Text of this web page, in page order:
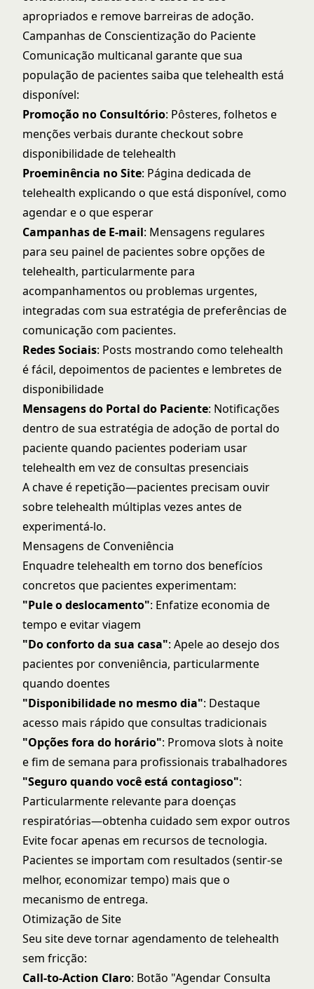
apropriados e remove barreiras de adoção.
Campanhas de Conscientização do Paciente
Comunicação multicanal garante que sua
população de pacientes saiba que telehealth está
disponível:
Promoção no Consultório: Pôsteres, folhetos e
menções verbais durante checkout sobre
disponibilidade de telehealth
Proeminência no Site: Página dedicada de
telehealth explicando o que está disponível, como
agendar e o que esperar
Campanhas de E-mail: Mensagens regulares
para seu painel de pacientes sobre opções de
telehealth, particularmente para
acompanhamentos ou problemas urgentes,
integradas com sua estratégia de preferências de
comunicação com pacientes.
Redes Sociais: Posts mostrando como telehealth
é fácil, depoimentos de pacientes e lembretes de
disponibilidade
Mensagens do Portal do Paciente: Notificações
dentro de sua estratégia deadoção de portal do
pacientequando pacientes poderiam usar
telehealth em vez de consultas presenciais
A chave é repetição—pacientes precisam ouvir
sobre telehealth múltiplas vezes antes de
experimentá-lo.
Mensagens de Conveniência
Enquadre telehealth em torno dos benefícios
concretos que pacientes experimentam:
"Pule o deslocamento": Enfatize economia de
tempo e evitar viagem
"Do conforto da sua casa": Apele ao desejo dos
pacientes por conveniência, particularmente
quando doentes
"Disponibilidade no mesmo dia": Destaque
acesso mais rápido que consultas tradicionais
"Opções fora do horário": Promova slots à noite
e fim de semana para profissionais trabalhadores
"Seguro quando você está contagioso":
Particularmente relevante para doenças
respiratórias—obtenha cuidado sem expor outros
Evite focar apenas em recursos de tecnologia.
Pacientes se importam com resultados (sentir-se
melhor, economizar tempo) mais que o
mecanismo de entrega.
Otimização de Site
Seu site deve tornar agendamento de telehealth
sem fricção:
Call-to-Action Claro: Botão "Agendar Consulta